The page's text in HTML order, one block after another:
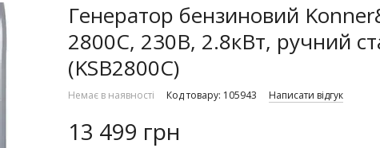
Генератор бензиновий
2800C, 230В, 2.8кВт, ручний
(KSB2800C)
Немає в наявності Код товару: 105943 Написати відгук
13 499 грн